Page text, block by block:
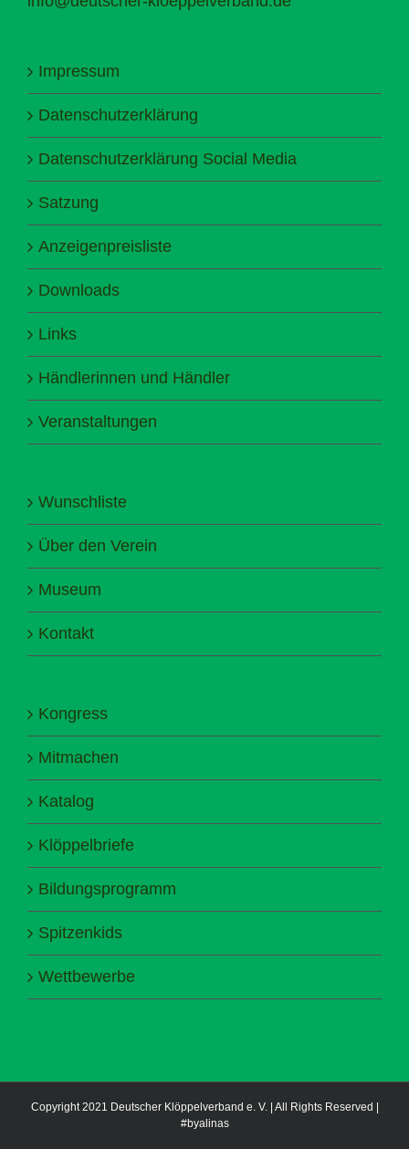
Impressum
Datenschutzerklärung
Datenschutzerklärung Social Media
Satzung
Anzeigenpreisliste
Downloads
Links
Händlerinnen und Händler
Veranstaltungen
Wunschliste
Über den Verein
Museum
Kontakt
Kongress
Mitmachen
Katalog
Klöppelbriefe
Bildungsprogramm
Spitzenkids
Wettbewerbe
Copyright 2021 Deutscher Klöppelverband e. V. | All Rights Reserved |
#byalinas